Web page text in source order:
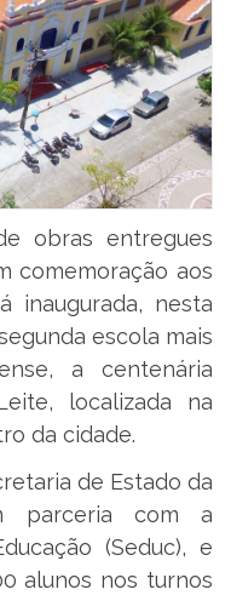
obras entregues
comemoração aos
inaugurada, nesta
escola mais
a centenária
localizada na
da cidade.
de Estado da
parceria com a
(Seduc), e
alunos nos turnos